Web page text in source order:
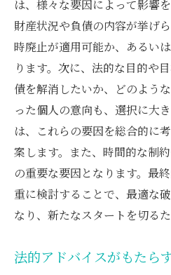
は、様々な要因によって影響
財産状況や負債の内容が挙げ
時廃止が適用可能か、あるい
ります。次に、法的な目的や
債を解消したいか、どのよう
った個人の意向も、選択に大
は、これらの要因を総合的に
案します。また、時間的な制
の重要な要因となります。最
重に検討することで、最適な
なり、新たなスタートを切る
法的アドバイスがもたら